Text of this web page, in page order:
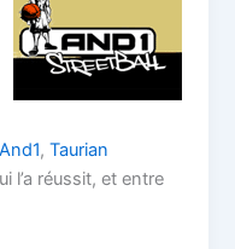
And1,Taurian
l’a réussit, et entre